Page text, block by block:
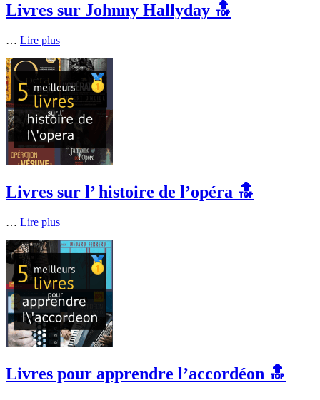
Livres sur Johnny Hallyday 🔝
… Lire plus
Livres sur l’ histoire de l’opéra 🔝
… Lire plus
Livres pour apprendre l’accordéon 🔝